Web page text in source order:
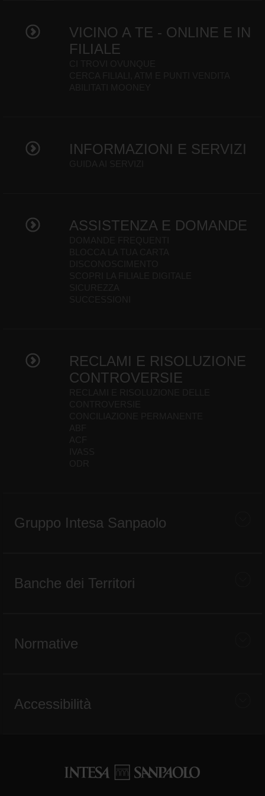
VICINO A TE - ONLINE E IN
FILIALE
INFORMAZIONI E SERVIZI
ASSISTENZA E DOMANDE
RECLAMI E RISOLUZIONE
CONTROVERSIE
Gruppo Intesa Sanpaolo
Banche dei Territori
Normative
Accessibilità